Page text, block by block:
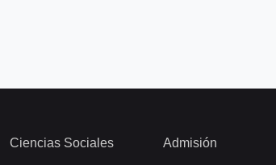
Ciencias Sociales Admisión